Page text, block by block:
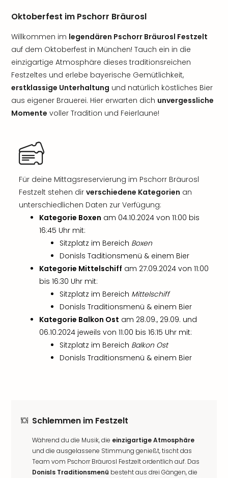
Oktoberfest im Pschorr Bräurosl
Willkommen im legendären Pschorr Bräurosl Festzelt
auf dem Oktoberfest in München! Tauch ein in die
einzigartige Atmosphäre dieses traditionsreichen
Festzeltes und erlebe bayerische Gemütlichkeit,
erstklassige Unterhaltung und natürlich köstliches Bier
aus eigener Brauerei. Hier erwarten dich unvergessliche
Momente voller Tradition und Feierlaune!
Für deine Mittagsreservierung im Pschorr Bräurosl
Festzelt stehen dir verschiedene Kategorien an
unterschiedlichen Daten zur Verfügung:
Kategorie Boxen am 04.10.2024 von 11:00 bis
16:45 Uhr mit:
Sitzplatz im Bereich Boxen
Donisls Taditionsmenü & einem Bier
Kategorie Mittelschiff am 27.09.2024 von 11:00
bis 16:30 Uhr mit:
Sitzplatz im Bereich Mittelschiff
Donisls Traditionsmenü & einem Bier
Kategorie Balkon Ost am 28.09., 29.09. und
06.10.2024 jeweils von 11:00 bis 16:15 Uhr mit:
Sitzplatz im Bereich Balkon Ost
Donisls Traditionsmenü & einem Bier
Schlemmen im Festzelt
Während du die Musik, die einzigartige Atmosphäre
und die ausgelassene Stimmung genießt, tischt das
Team vom Pschorr Bräurosl Festzelt ordentlich auf. Das
Donisls Traditionsmenü besteht aus drei Gängen, die